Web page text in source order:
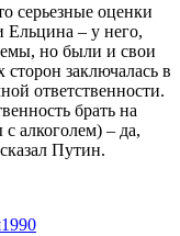
серьезные оценки
Ельцина – у него,
но были и свои
заключалась в
ответственности.
брать на
алкоголем) – да,
Путин.
1990